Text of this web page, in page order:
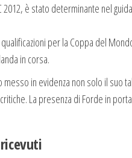
2012, è stato determinante nel
per la Coppa del
in corsa.
messo in evidenza non solo il suo
La presenza di Forde in